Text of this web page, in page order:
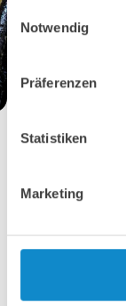
Einwilligungsauswahl
Notwendig
Präferenzen
Statistiken
Marketing
Es eignet sich